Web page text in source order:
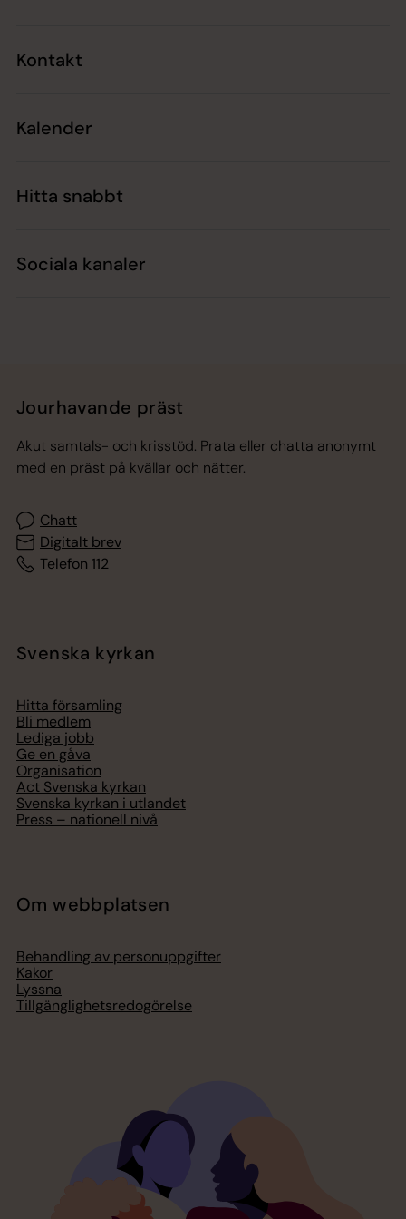
Kontakt
Kalender
Hitta snabbt
Sociala kanaler
Jourhavande präst
Akut samtals- och krisstöd. Prata eller chatta anonymt
med en präst på kvällar och nätter.
Chatt
Digitalt brev
Telefon 112
Svenska kyrkan
Hitta församling
Bli medlem
Lediga jobb
Ge en gåva
Organisation
Act Svenska kyrkan
Svenska kyrkan i utlandet
Press – nationell nivå
Om webbplatsen
Behandling av personuppgifter
Kakor
Lyssna
Tillgänglighetsredogörelse